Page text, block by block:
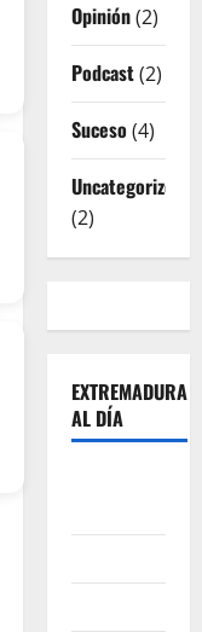
Opinión(2)
Podcast(2)
Suceso(4)
Uncategorized
(2)
EXTREMADURA
AL DÍA